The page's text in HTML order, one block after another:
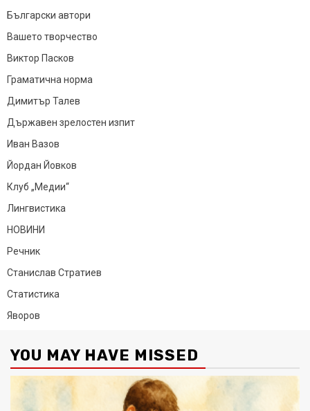
Български автори
Вашето творчество
Виктор Пасков
Граматична норма
Димитър Талев
Държавен зрелостен изпит
Иван Вазов
Йордан Йовков
Клуб „Медии“
Лингвистика
НОВИНИ
Речник
Станислав Стратиев
Статистика
Яворов
YOU MAY HAVE MISSED